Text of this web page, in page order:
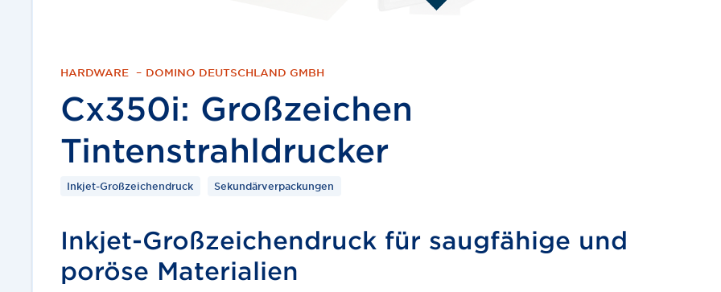
HARDWARE – DOMINO DEUTSCHLAND GMBH
Cx350i: Großzeichen
Tintenstrahldrucker
Inkjet-Großzeichendruck Sekundärverpackungen
Inkjet-Großzeichendruck für saugfähige und
poröse Materialien